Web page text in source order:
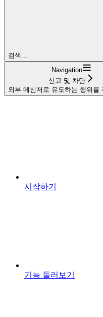
검색...
Navigation
신고 및 차단
외부 메신저로 유도하는 행위를
시작하기
기능 둘러보기